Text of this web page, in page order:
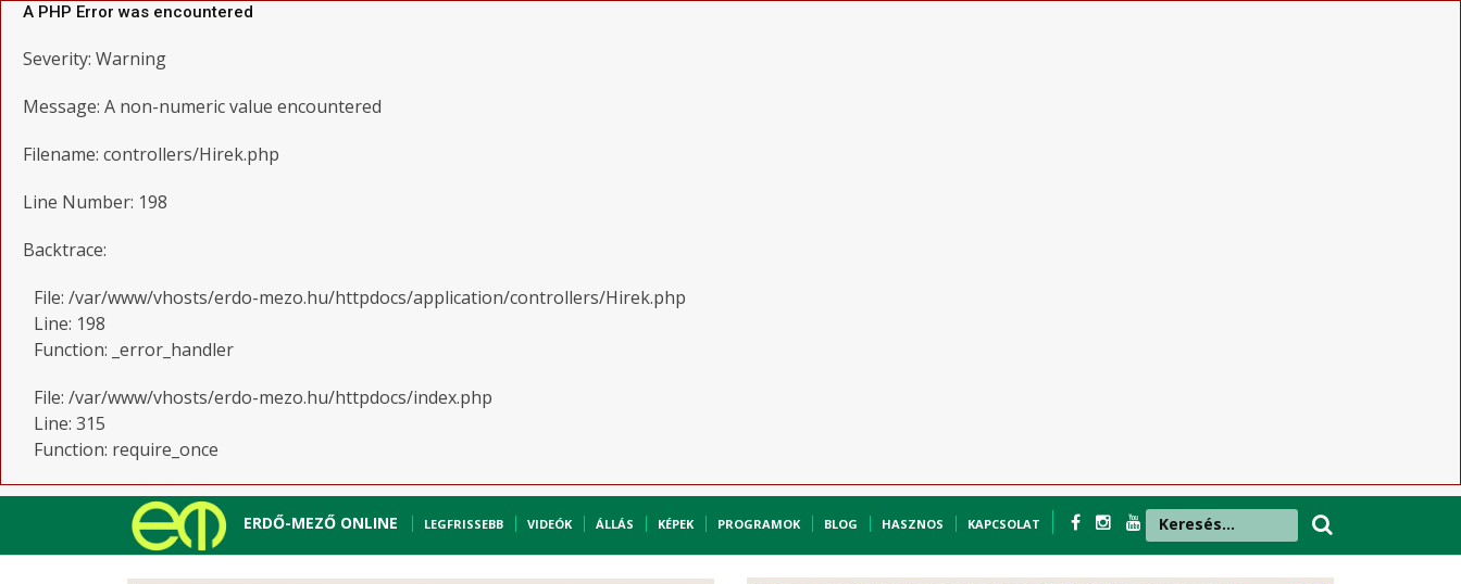
A PHP Error was encountered
Severity: Warning
Message: A non-numeric value encountered
Filename: controllers/Hirek.php
Line Number: 198
Backtrace:
File: /var/www/vhosts/erdo-mezo.hu/httpdocs/application/controllers/Hirek.php
Line: 198
Function: _error_handler
File: /var/www/vhosts/erdo-mezo.hu/httpdocs/index.php
Line: 315
Function: require_once
ERDŐ-MEZŐ ONLINE LEGFRISSEBB VIDEÓK ÁLLÁS KÉPEK PROGRAMOK BLOG HASZNOS KAPCSOLAT